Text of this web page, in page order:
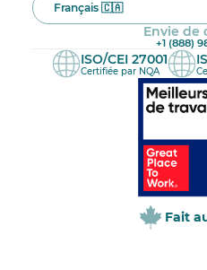
Français 🇨🇦
Envie de
+1 (888)
ISO/CEI 27001
Certifiée par NQA
Fait